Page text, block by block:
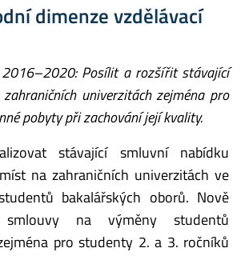
dimenze vzdělávací
Posílit a rozšířit stávající
univerzitách zejména pro
pobyty při zachování její kvality.
stávající smluvní nabídku
na zahraničních univerzitách ve
bakalářských oborů. Nově
smlouvy na výměny studentů
pro studenty 2. a 3. ročníků